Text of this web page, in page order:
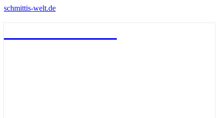
schmittis-welt.de